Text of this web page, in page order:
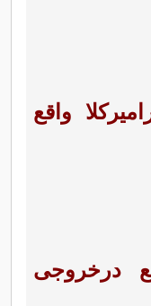
واقع
درخروجی